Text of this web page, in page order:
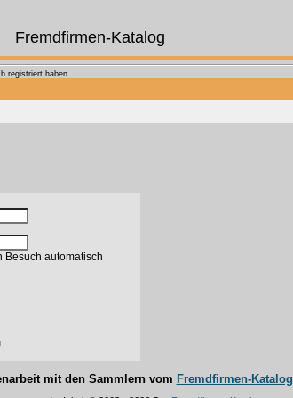
Fremdfirmen-Katalog
registriert haben.
Besuch automatisch
mit den Sammlern vom Fremdfirmen-Katalog